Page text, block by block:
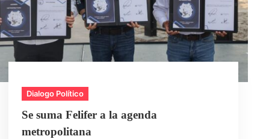
Dialogo Político
Se suma Felifer a la agenda
metropolitana